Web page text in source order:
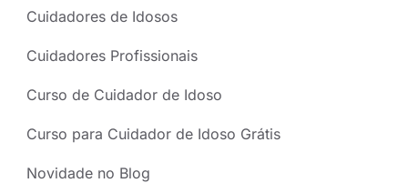
Cuidadores de Idosos
Cuidadores Profissionais
Curso de Cuidador de Idoso
Curso para Cuidador de Idoso Grátis
Novidade no Blog